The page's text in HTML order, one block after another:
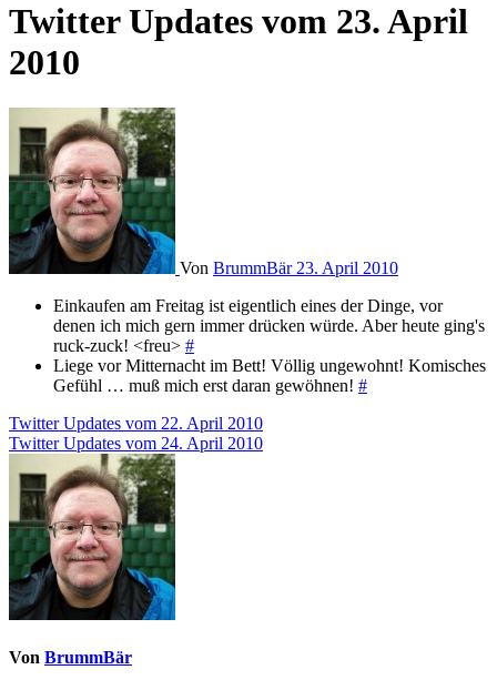
Twitter Updates vom 23. April
2010
Von BrummBär 23. April 2010
Einkaufen am Freitag ist eigentlich eines der Dinge, vor
denen ich mich gern immer drücken würde. Aber heute ging's
ruck-zuck! <freu> #
Liege vor Mitternacht im Bett! Völlig ungewohnt! Komisches
Gefühl … muß mich erst daran gewöhnen! #
Beitragsnavigation
Twitter Updates vom 22. April 2010
Twitter Updates vom 24. April 2010
Von BrummBär